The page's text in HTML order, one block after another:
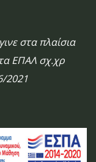
στα πλαίσια
ΕΠΑΛ σχ.χρ
2021